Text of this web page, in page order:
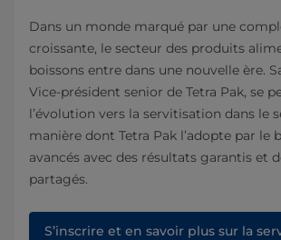
Dans un monde marqué par une
croissante, le secteur des produits
boissons entre dans une nouvelle ère.
Vice-président senior de Tetra Pak, se
l’évolution vers la servitisation dans le
manière dont Tetra Pak l’adopte par le
avancés avec des résultats garantis et
partagés.
S’inscrire et en savoir plus sur la